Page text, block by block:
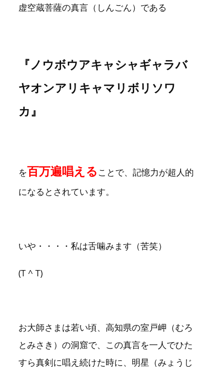
虚空蔵菩薩の真言（しんごん）である
『ノウボウアキャシャギャラバ
ヤオンアリキャマリボリソワ
カ』
を百万遍唱える ことで、記憶力が超人的
になるとされています。
いや・・・・私は舌噛みます（苦笑）
(T ^ T)
お大師さまは若い頃、高知県の室戸岬（むろ
とみさき）の洞窟で、この真言を一人でひた
すら真剣に唱え続けた時に、明星（みょうじ